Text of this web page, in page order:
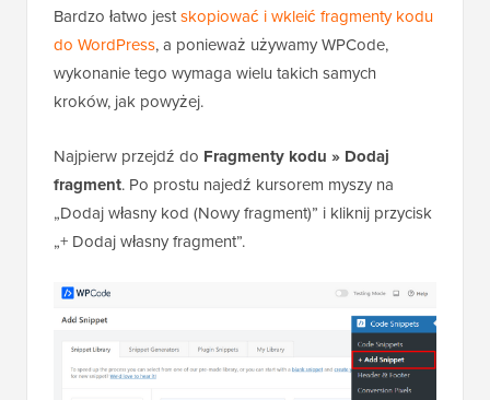
Bardzo łatwo jestskopiować i wkleić fragmenty kodu
do WordPress, a ponieważ używamy WPCode,
wykonanie tego wymaga wielu takich samych
kroków, jak powyżej.
Najpierw przejdź do Fragmenty kodu » Dodaj
fragment. Po prostu najedź kursorem myszy na
„Dodaj własny kod (Nowy fragment)” i kliknij przycisk
„+ Dodaj własny fragment”.